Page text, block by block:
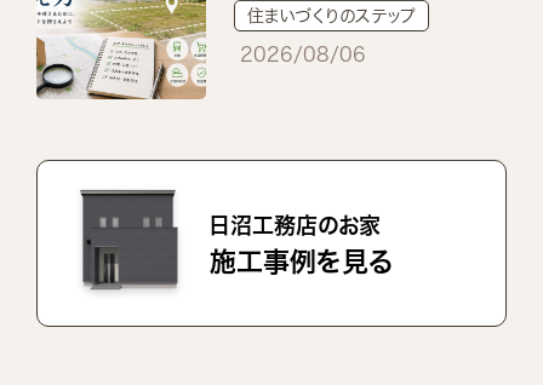
住まいづくりのステップ
2026/08/06
日沼工務店のお家
施工事例を見る